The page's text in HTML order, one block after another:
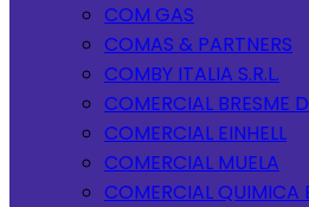
COM GAS
COMAS & PARTNERS
COMBY ITALIA S.R.L.
COMERCIAL BRESME
COMERCIAL EINHELL
COMERCIAL MUELA
COMERCIAL QUIMICA